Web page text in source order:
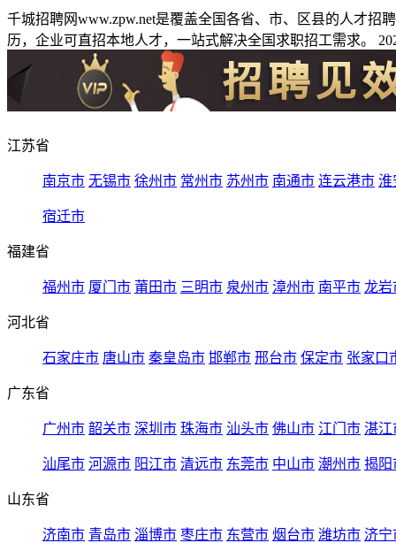
千城招聘网www.zpw.net是覆盖全国各省、市、区县的人才
历，企业可直招本地人才，一站式解决全国求职招工需求。
江苏省
南京市 无锡市 徐州市 常州市 苏州市 南通市 连云港市 淮
宿迁市
福建省
福州市 厦门市 莆田市 三明市 泉州市 漳州市 南平市 龙岩
河北省
石家庄市 唐山市 秦皇岛市 邯郸市 邢台市 保定市 张家口
广东省
广州市 韶关市 深圳市 珠海市 汕头市 佛山市 江门市 湛江
汕尾市 河源市 阳江市 清远市 东莞市 中山市 潮州市 揭阳
山东省
济南市 青岛市 淄博市 枣庄市 东营市 烟台市 潍坊市 济宁